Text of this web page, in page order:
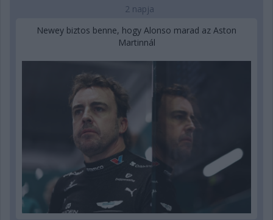
2 napja
Newey biztos benne, hogy Alonso marad az Aston
Martinnál